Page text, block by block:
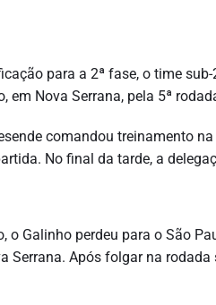
para a 2ª fase, o time
em Nova Serrana, pela 5ª
comandou treinamento
No final da tarde, a
o Galinho perdeu para o São
Serrana. Após folgar na